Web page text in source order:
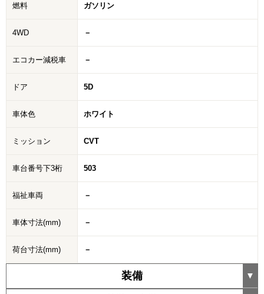
燃料 ガソリン
4WD －
エコカー減税車 －
ドア 5D
車体色 ホワイト
ミッション CVT
車台番号下3桁 503
福祉車両 －
車体寸法(mm) －
荷台寸法(mm) －
装備